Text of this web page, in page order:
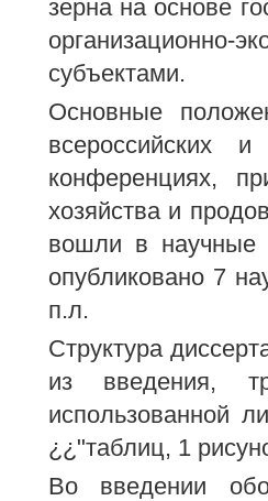
зерна на основе
организационно-
субъектами.
Основные
всероссийских
конференциях,
хозяйства и
вошли в научные
опубликовано 7
п.л.
Структура
из введения,
использованной
¿¿"таблиц, 1
Во введении